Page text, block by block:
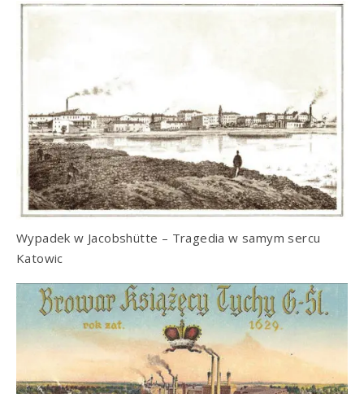
Wypadek w Jacobshütte – Tragedia w samym sercu
Katowic